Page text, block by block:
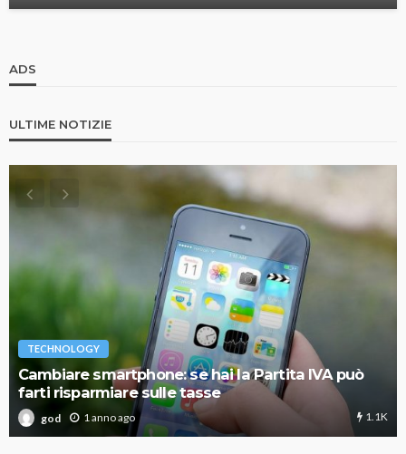
ADS
ULTIME NOTIZIE
TECHNOLOGY
Cambiare smartphone: se hai la Partita IVA può
farti risparmiare sulle tasse
god 1 anno ago 1.1K